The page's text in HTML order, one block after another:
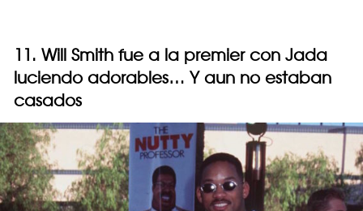
11. Will Smith fue a la premier con Jada
luciendo adorables… Y aun no estaban
casados